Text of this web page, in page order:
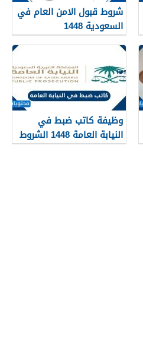
شروط قبول الامن العام في
السعودية 1448
وظيفة كاتب ضبط في
النيابة العامة 1448 الشروط
وطريقة التقديم